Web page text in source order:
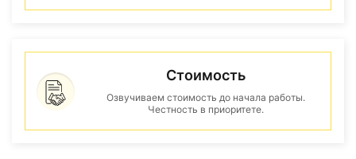
Стоимость
Озвучиваем стоимость до начала работы.
Честность в приоритете.